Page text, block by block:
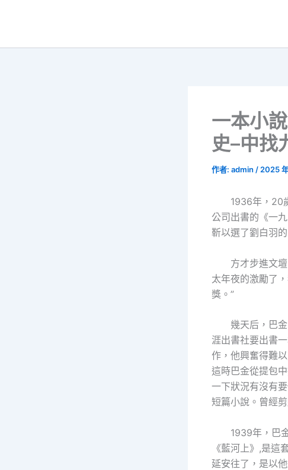
一本小
史–中找
作者: admin / 2025
1936年，20
公司出書的《一
靳以選了劉白羽
方才步進文
太年夜的激勵了
獎。”
幾天后，巴
涯出書社要出書
作，他興奮得難
這時巴金從提包
一下狀況有沒有
短篇小說。曾經
1939年，巴
《藍河上》,是
延安往了，是以